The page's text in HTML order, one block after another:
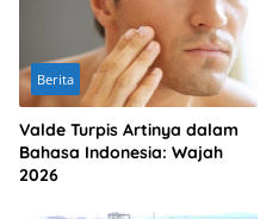
Berita
Valde Turpis Artinya dalam
Bahasa Indonesia: Wajah
2026